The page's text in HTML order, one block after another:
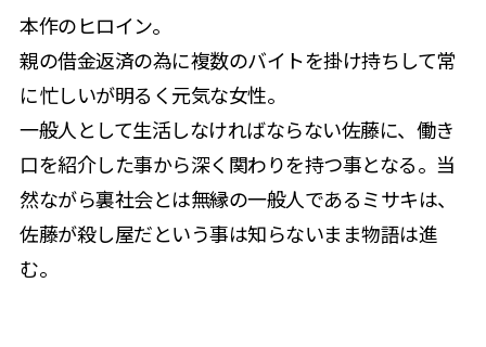
本作のヒロイン。
親の借金返済の為に複数のバイトを掛け持ちして常
に忙しいが明るく元気な女性。
一般人として生活しなければならない佐藤に、働き
口を紹介した事から深く関わりを持つ事となる。当
然ながら裏社会とは無縁の一般人であるミサキは、
佐藤が殺し屋だという事は知らないまま物語は進
む。